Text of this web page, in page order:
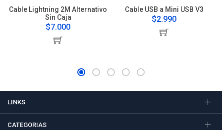
Cable Lightning 2M Alternativo
Sin Caja
$7.000
Cable USB a Mini USB V3
$2.990
LINKS
CATEGORIAS